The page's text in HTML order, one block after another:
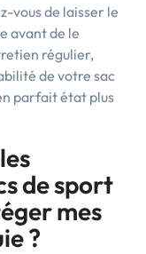
vous de laisser le
avant de le
régulier,
de votre sac
parfait état plus
de sport
mes
?